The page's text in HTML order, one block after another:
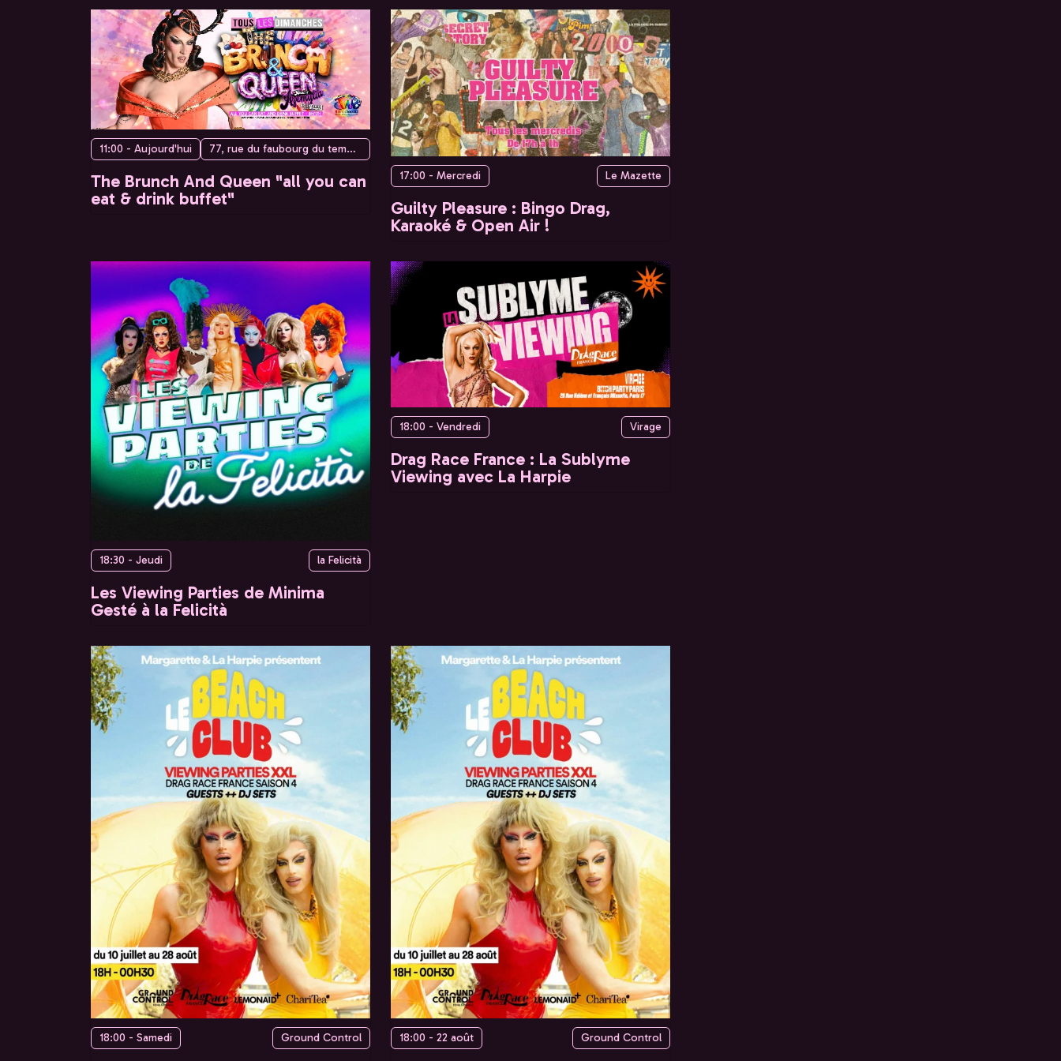
11:00 - Aujourd'hui 77, rue du faubourg du temple, 75010 Paris, France
The Brunch And Queen "all you can
eat & drink buffet"
17:00 - Mercredi Le Mazette
Guilty Pleasure : Bingo Drag,
Karaoké & Open Air !
18:30 - Jeudi la Felicità
Les Viewing Parties de Minima
Gesté à la Felicità
18:00 - Vendredi Virage
Drag Race France : La Sublyme
Viewing avec La Harpie
18:00 - Samedi Ground Control 18:00 - 22 août Ground Control